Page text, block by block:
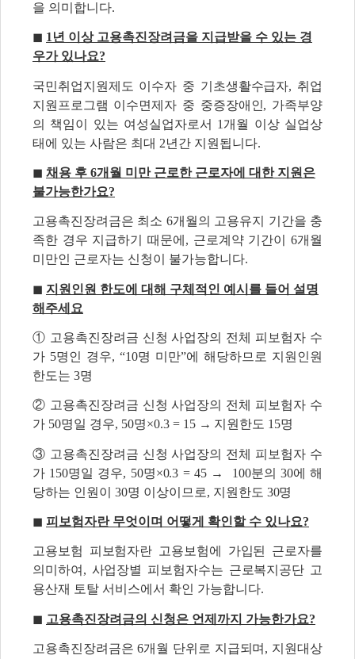
을 의미합니다.
◼ 1년 이상 고용촉진장려금을 지급받을 수 있는 경
우가 있나요?
국민취업지원제도 이수자 중 기초생활수급자, 취업
지원프로그램 이수면제자 중 중증장애인, 가족부양
의 책임이 있는 여성실업자로서 1개월 이상 실업상
태에 있는 사람은 최대 2년간 지원됩니다.
◼ 채용 후 6개월 미만 근로한 근로자에 대한 지원은
불가능한가요?
고용촉진장려금은 최소 6개월의 고용유지 기간을 충
족한 경우 지급하기 때문에, 근로계약 기간이 6개월
미만인 근로자는 신청이 불가능합니다.
◼ 지원인원 한도에 대해 구체적인 예시를 들어 설명
해주세요
① 고용촉진장려금 신청 사업장의 전체 피보험자 수
가 5명인 경우, “10명 미만”에 해당하므로 지원인원
한도는 3명
② 고용촉진장려금 신청 사업장의 전체 피보험자 수
가 50명일 경우, 50명×0.3 = 15 → 지원한도 15명
③ 고용촉진장려금 신청 사업장의 전체 피보험자 수
가 150명일 경우, 50명×0.3 = 45 → 100분의 30에 해
당하는 인원이 30명 이상이므로, 지원한도 30명
◼ 피보험자란 무엇이며 어떻게 확인할 수 있나요?
고용보험 피보험자란 고용보험에 가입된 근로자를
의미하여, 사업장별 피보험자수는 근로복지공단 고
용산재 토탈 서비스에서 확인 가능합니다.
◼ 고용촉진장려금의 신청은 언제까지 가능한가요?
고용촉진장려금은 6개월 단위로 지급되며, 지원대상